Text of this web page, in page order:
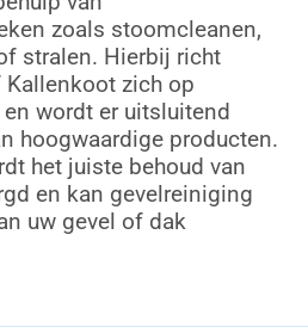
zoals stoomcleanen,
stralen. Hierbij richt
zich op
wordt er uitsluitend
hoogwaardige producten.
het juiste behoud van
en kan gevelreiniging
uw gevel of dak